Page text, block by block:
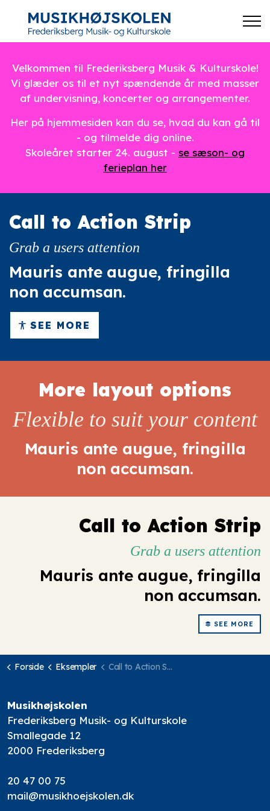
Velkommen til Frederiksberg Musik & Kulturskole!
Vi glæder os til et nyt spændende år med masser
af undervisning, koncerter og arrangementer.
Her på hjemmesiden kan du se, hvad du kan gå til
- og tilmelde dig online.
Skoleåret starter 24. august - se sæson- og
ferieplan her
Call to Action Strip
Grab a users attention
Mauris ante augue, fringilla
non accumsan.
SEE MORE
More layout options
Flexible to suit your content
Mauris ante augue, fringilla
non accumsan.
Call to Action Strip
Grab a users attention
Mauris ante augue, fringilla
non accumsan.
SEE MORE
Forside Eksempler Call to Action Strip
Musikhøjskolen
Frederiksberg Musik- og Kulturskole
Smallegade 12
2000 Frederiksberg
20 47 00 75
mail@musikhoejskolen.dk